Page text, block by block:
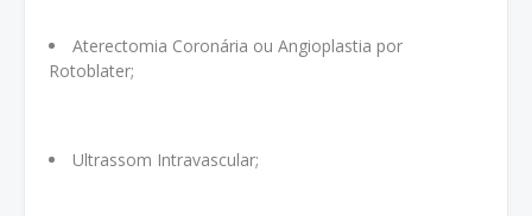
Aterectomia Coronária ou Angioplastia por
Rotoblater;
Ultrassom Intravascular;